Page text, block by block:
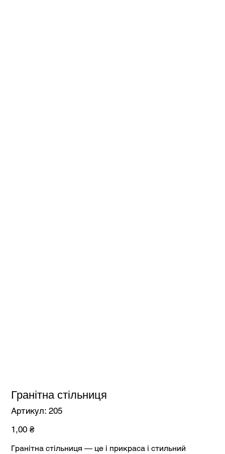
Гранітна стільниця
Артикул: Артикул
205
205
Ціна
1,00 ₴
Гранітна стільниця — це і прикраса і стильний